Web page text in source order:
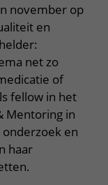
november op
en
net zo
of
fellow in het
Mentoring in
onderzoek en
haar